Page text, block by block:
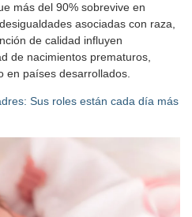
más del 90% sobrevive en
asociadas con raza,
de calidad influyen
de nacimientos prematuros,
en países desarrollados.
Sus roles están cada día más